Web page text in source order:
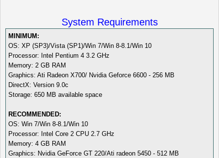
System Requirements
MINIMUM:
OS: XP (SP3)/Vista (SP1)/Win 7/Win 8-8.1/Win 10
Processor: Intel Pentium 4 3.2 GHz
Memory: 2 GB RAM
Graphics: Ati Radeon X700/ Nvidia Geforce 6600 - 256 MB
DirectX: Version 9.0c
Storage: 650 MB available space
RECOMMENDED:
OS: Win 7/Win 8-8.1/Win 10
Processor: Intel Core 2 CPU 2.7 GHz
Memory: 4 GB RAM
Graphics: Nvidia GeForce GT 220/Ati radeon 5450 - 512 MB